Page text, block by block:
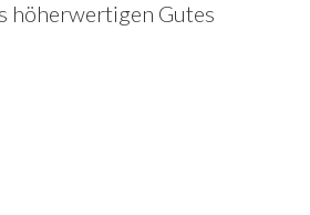
höherwertigen Gutes